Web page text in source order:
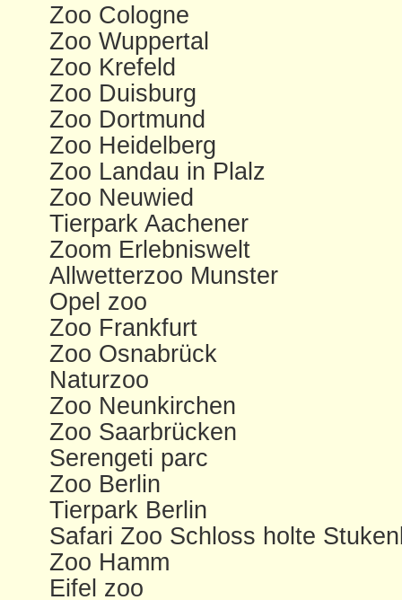
Zoo Cologne
Zoo Wuppertal
Zoo Krefeld
Zoo Duisburg
Zoo Dortmund
Zoo Heidelberg
Zoo Landau in Plalz
Zoo Neuwied
Tierpark Aachener
Zoom Erlebniswelt
Allwetterzoo Munster
Opel zoo
Zoo Frankfurt
Zoo Osnabrück
Naturzoo
Zoo Neunkirchen
Zoo Saarbrücken
Serengeti parc
Zoo Berlin
Tierpark Berlin
Safari Zoo Schloss holte
Zoo Hamm
Eifel zoo